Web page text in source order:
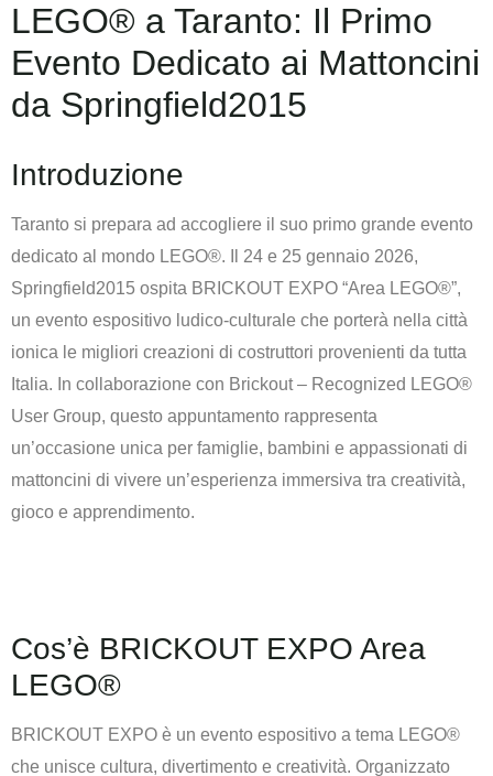
LEGO® a Taranto: Il Primo
Evento Dedicato ai Mattoncini
da Springfield2015
Introduzione
Taranto si prepara ad accogliere il suo primo grande evento
dedicato al mondo LEGO®. Il 24 e 25 gennaio 2026,
Springfield2015 ospita BRICKOUT EXPO “Area LEGO®”,
un evento espositivo ludico-culturale che porterà nella città
ionica le migliori creazioni di costruttori provenienti da tutta
Italia. In collaborazione con Brickout – Recognized LEGO®
User Group, questo appuntamento rappresenta
un’occasione unica per famiglie, bambini e appassionati di
mattoncini di vivere un’esperienza immersiva tra creatività,
gioco e apprendimento.
Cos’è BRICKOUT EXPO Area
LEGO®
BRICKOUT EXPO è un evento espositivo a tema LEGO®
che unisce cultura, divertimento e creatività. Organizzato